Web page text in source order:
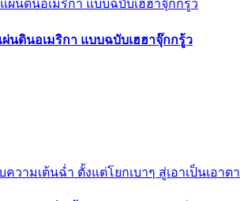
ผ่นดินอเมริกา แบบฉบับเฮฮาจุ๊กกรู้ว